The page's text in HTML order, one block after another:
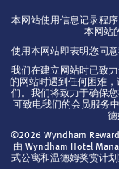
本网站使用信息记录程
本网站
使用本网站即表明您同
我们在建立网站时已致
的网站时遇到任何困难，
们。我们将致力于确保
可致电我们的会员服务
德
©2026 Wyndham
由 Wyndham Hotel
式公寓和温德姆奖赏计